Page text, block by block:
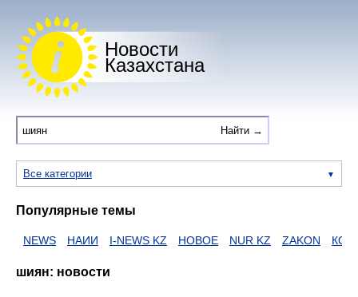
Новости
Казахстана
Все категории
Популярные темы
NEWS НАИИ I-NEWS KZ НОВОЕ NUR KZ ZAKON
шиян: новости